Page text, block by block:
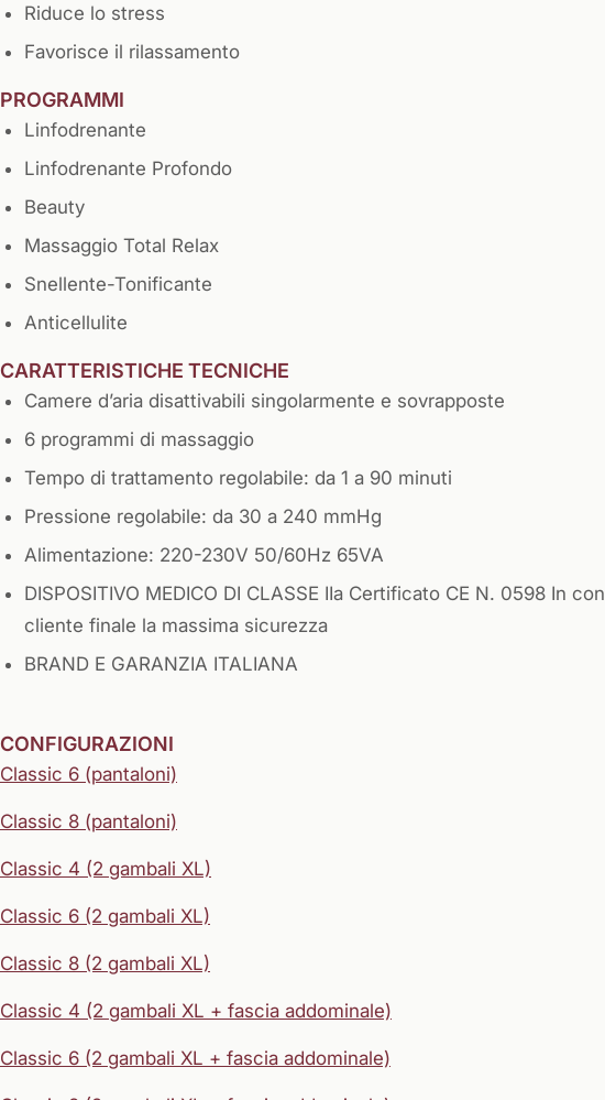
Riduce lo stress
Favorisce il rilassamento
PROGRAMMI
Linfodrenante
Linfodrenante Profondo
Beauty
Massaggio Total Relax
Snellente-Tonificante
Anticellulite
CARATTERISTICHE TECNICHE
Camere d’aria disattivabili singolarmente e sovrapposte
6 programmi di massaggio
Tempo di trattamento regolabile: da 1 a 90 minuti
Pressione regolabile: da 30 a 240 mmHg
Alimentazione: 220-230V 50/60Hz 65VA
DISPOSITIVO MEDICO DI CLASSE IIa Certificato CE N. 0598 In
cliente finale la massima sicurezza
BRAND E GARANZIA ITALIANA
CONFIGURAZIONI
Classic 6 (pantaloni)
Classic 8 (pantaloni)
Classic 4 (2 gambali XL)
Classic 6 (2 gambali XL)
Classic 8 (2 gambali XL)
Classic 4 (2 gambali XL + fascia addominale)
Classic 6 (2 gambali XL + fascia addominale)